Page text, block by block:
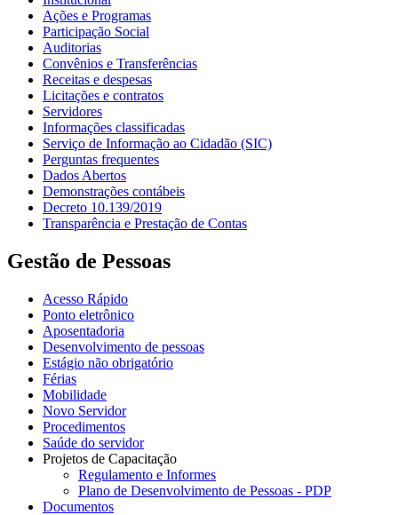
Ações e Programas
Participação Social
Auditorias
Convênios e Transferências
Receitas e despesas
Licitações e contratos
Servidores
Informações classificadas
Serviço de Informação ao Cidadão (SIC)
Perguntas frequentes
Dados Abertos
Demonstrações contábeis
Decreto 10.139/2019
Transparência e Prestação de Contas
Gestão de Pessoas
Acesso Rápido
Ponto eletrônico
Aposentadoria
Desenvolvimento de pessoas
Estágio não obrigatório
Férias
Mobilidade
Novo Servidor
Procedimentos
Saúde do servidor
Projetos de Capacitação
Regulamento e Informes
Plano de Desenvolvimento de Pessoas - PDP
Documentos